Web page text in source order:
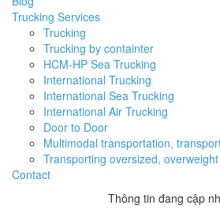
Trucking Services
Trucking
Trucking by containter
HCM-HP Sea Trucking
International Trucking
International Sea Trucking
International Air Trucking
Door to Door
Multimodal transportation,
Transporting oversized,
Contact
Thông tin đang cập